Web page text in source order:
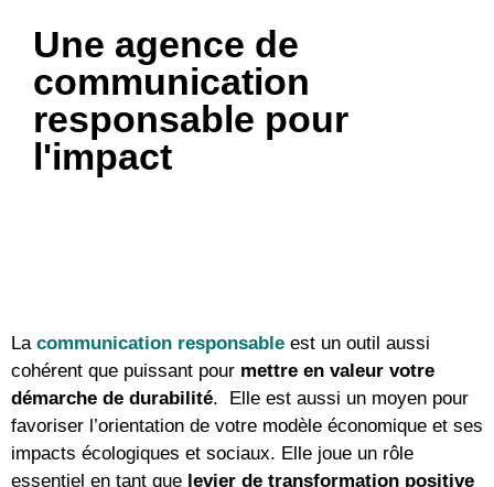
Une agence de
communication
responsable pour
l'impact
La communication responsable est un outil aussi
cohérent que puissant pour mettre en valeur votre
démarche de durabilité. Elle est aussi un moyen pour
favoriser l’orientation de votre modèle économique et ses
impacts écologiques et sociaux. Elle joue un rôle
essentiel en tant que levier de transformation positive